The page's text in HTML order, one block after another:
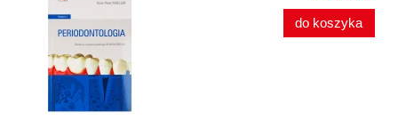
do koszyka